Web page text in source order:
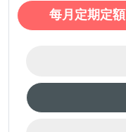
每月定期定額